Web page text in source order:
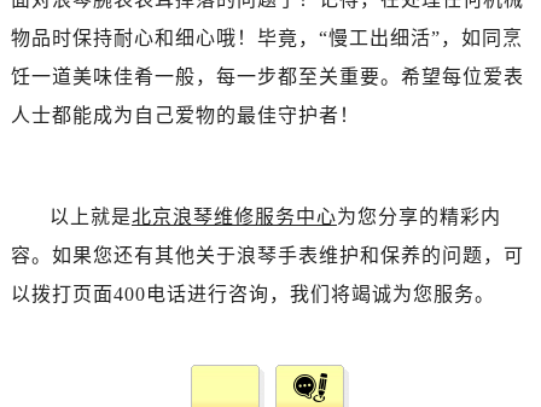
物品时保持耐心和细心哦！毕竟，“慢工出细活”，如同烹
饪一道美味佳肴一般，每一步都至关重要。希望每位爱表
人士都能成为自己爱物的最佳守护者！
以上就是北京浪琴维修服务中心为您分享的精彩内
容。如果您还有其他关于浪琴手表维护和保养的问题，可
以拨打页面400电话进行咨询，我们将竭诚为您服务。